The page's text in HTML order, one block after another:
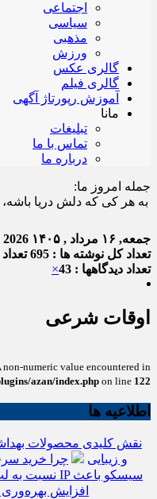
اجتماعی
سیاسی
مذهبی
ورزش
گالری عکس
گالری فیلم
آموزش رپورتاژ آگهی
مانا
تبلیغات
تماس با ما
درباره ما
جمله امروز ما:
کی که دلش دریا باشه،
جمعه, ۱۶ مرداد , ۱۴۰۵
تعداد کل نوشته ها : 695
تعداد دیدگاهها : 43
×
اوقات شرعی
non-numeric value encountered in
azan/index.php on line 122
اطلاعیه ها
نقش کلیدی محصولات
و زیبایی
چرا خرید
نسبت به
افزایش